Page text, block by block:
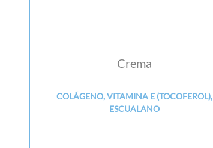
Crema
COLÁGENO, VITAMINA E (TOCOFEROL),
ESCUALANO